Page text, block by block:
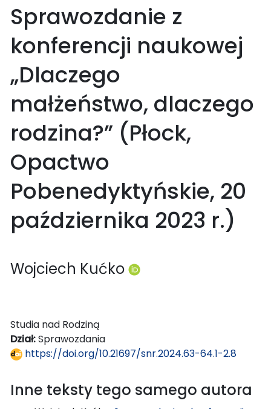
Sprawozdanie z
konferencji naukowej
„Dlaczego
małżeństwo, dlaczego
rodzina?” (Płock,
Opactwo
Pobenedyktyńskie, 20
października 2023 r.)
Wojciech Kućko
Studia nad Rodziną
Dział:Sprawozdania
https://doi.org/10.21697/snr.2024.63-64.1-2.8
Inne teksty tego samego autora